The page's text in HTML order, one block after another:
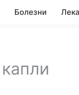
Болезни
капли